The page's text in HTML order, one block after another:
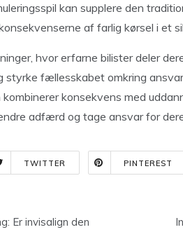
kan supplere den
af farlig kørsel i et
hvor erfarne bilister deler
styrke fællesskabet omkring
konsekvens med
adfærd og tage ansvar for
TWITTER PINTEREST
Er invisalign den